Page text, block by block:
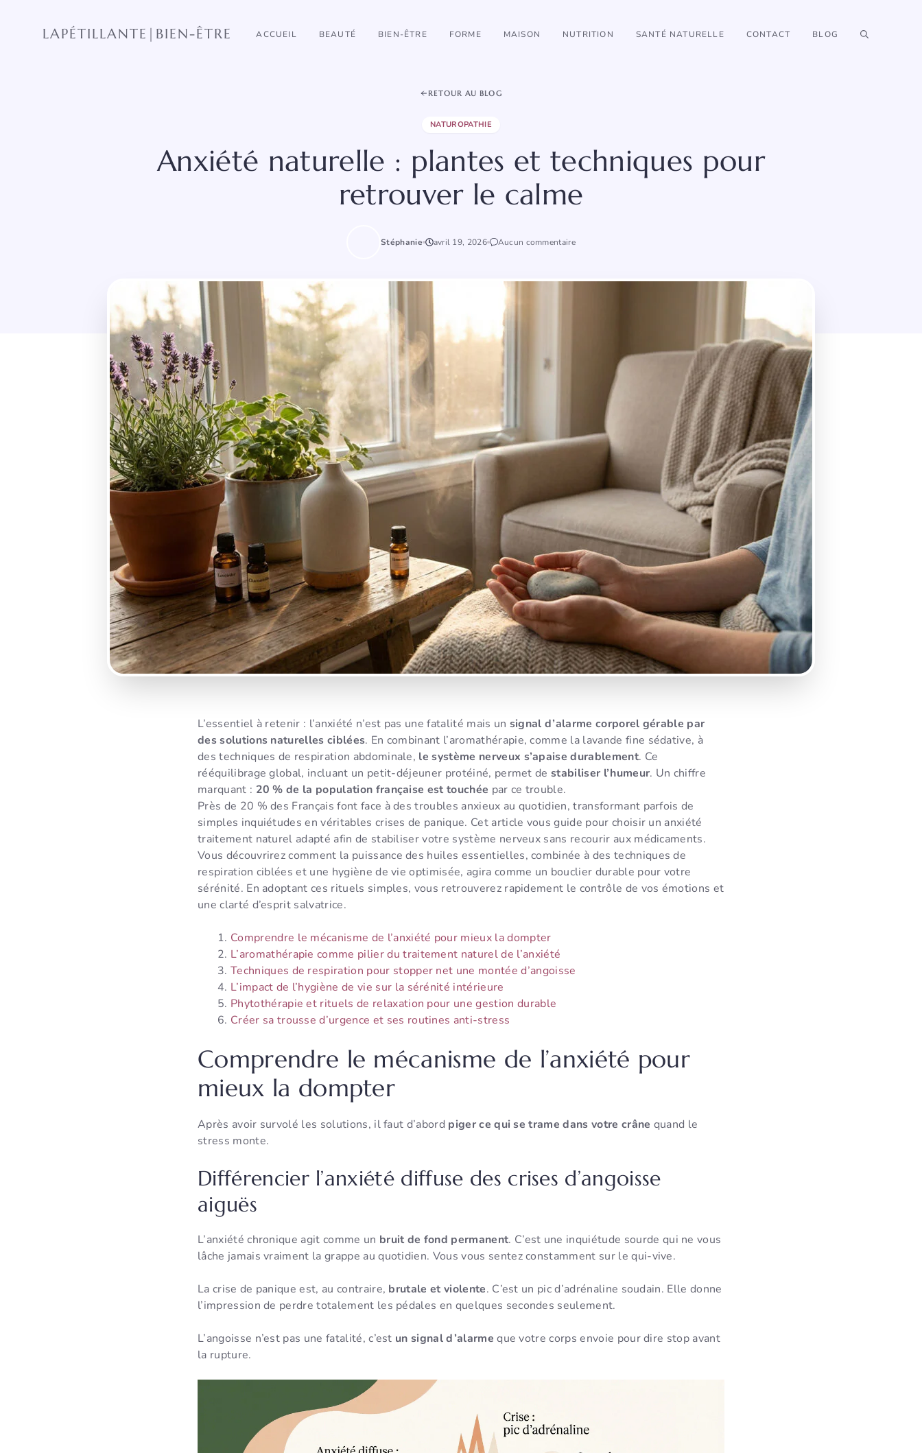
LAPÉTILLANTE|BIEN-ÊTRE ACCUEIL BEAUTÉ BIEN-ÊTRE FORME MAISON NUTRITION SANTÉ NATURELLE CONTACT BLOG
RETOUR AU BLOG
NATUROPATHIE
Anxiété naturelle : plantes et techniques pour
retrouver le calme
Stéphanie avril 19, 2026 Aucun commentaire
L’essentiel à retenir : l’anxiété n’est pas une fatalité mais un signal d’alarme corporel gérable par
des solutions naturelles ciblées. En combinant l’aromathérapie, comme la lavande fine sédative, à
des techniques de respiration abdominale, le système nerveux s’apaise durablement. Ce
rééquilibrage global, incluant un petit-déjeuner protéiné, permet destabiliser l’humeur. Un chiffre
marquant : 20 % de la population française est touchée par ce trouble.
Près de 20 % des Français font face à des troubles anxieux au quotidien, transformant parfois de
simples inquiétudes en véritables crises de panique. Cet article vous guide pour choisir un anxiété
traitement naturel adapté afin de stabiliser votre système nerveux sans recourir aux médicaments.
Vous découvrirez comment la puissance des huiles essentielles, combinée à des techniques de
respiration ciblées et une hygiène de vie optimisée, agira comme un bouclier durable pour votre
sérénité. En adoptant ces rituels simples, vous retrouverez rapidement le contrôle de vos émotions et
une clarté d’esprit salvatrice.
Comprendre le mécanisme de l’anxiété pour mieux la dompter
L’aromathérapie comme pilier du traitement naturel de l’anxiété
Techniques de respiration pour stopper net une montée d’angoisse
L’impact de l’hygiène de vie sur la sérénité intérieure
Phytothérapie et rituels de relaxation pour une gestion durable
Créer sa trousse d’urgence et ses routines anti-stress
Comprendre le mécanisme de l’anxiété pour
mieux la dompter
Après avoir survolé les solutions, il faut d’abord piger ce qui se trame dans votre crâne quand le
stress monte.
Différencier l’anxiété diffuse des crises d’angoisse
aiguës
L’anxiété chronique agit comme un bruit de fond permanent. C’est une inquiétude sourde qui ne vous
lâche jamais vraiment la grappe au quotidien. Vous vous sentez constamment sur le qui-vive.
La crise de panique est, au contraire, brutale et violente. C’est un pic d’adrénaline soudain. Elle donne
l’impression de perdre totalement les pédales en quelques secondes seulement.
L’angoisse n’est pas une fatalité, c’est un signal d’alarme que votre corps envoie pour dire stop avant
la rupture.